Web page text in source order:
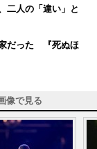
二人の「違い」と
だった 『死ぬほ
像で見る